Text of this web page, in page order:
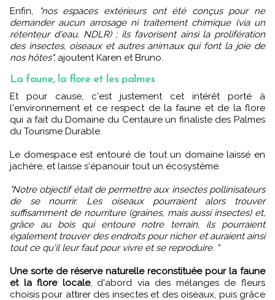
Enfin,
"nos espaces extérieurs ont été conçus pour ne
demander aucun arrosage ni traitement chimique (via un
rétenteur d'eau, NDLR) ; ils favorisent ainsi la prolifération
des insectes, oiseaux et autres animaux qui font la joie de
nos hôtes", ajoutent Karen et Bruno.
La faune, la flore et les palmes
Et pour cause, c'est justement cet intérêt porté à
l'environnement et ce respect de la faune et de la flore
qui a fait du Domaine du Centaure un finaliste des Palmes
du Tourisme Durable.
Le domespace est entouré de tout un domaine laissé en
jachère, et laisse s'épanouir tout un écosystème.
"Notre objectif était de permettre aux insectes pollinisateurs
de se nourrir. Les oiseaux pourraient alors trouver
suffisamment de nourriture (graines, mais aussi insectes) et,
grâce au bois qui entoure notre terrain, ils pourraient
également trouver des endroits pour nicher et auraient ainsi
tout ce qu'il leur faut pour vivre et se reproduire. "
Une sorte de réserve naturelle reconstituée pour la faune
et la flore locale, d'abord via des mélanges de fleurs
choisis pour attirer des insectes et des oiseaux, puis grâce